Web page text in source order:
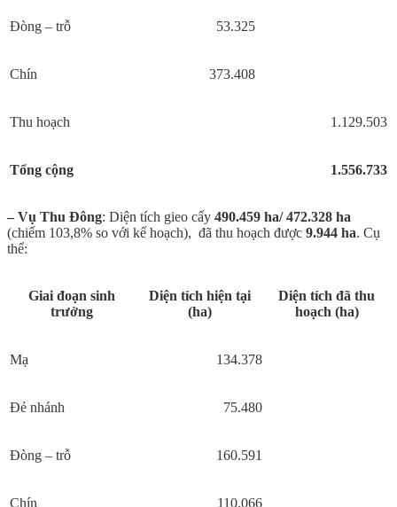
Đòng – trỗ 53.325
Chín 373.408
Thu hoạch 1.129.503
Tổng cộng 1.556.733
– Vụ Thu Đông: Diện tích gieo cấy 490.459 ha/ 472.328 ha
(chiếm 103,8% so với kế hoạch), đã thu hoạch được 9.944 ha. Cụ
thể:
Giai đoạn sinh
trưởng
Diện tích hiện tại
(ha)
Diện tích đã thu
hoạch (ha)
Mạ 134.378
Đẻ nhánh 75.480
Đòng – trỗ 160.591
Chín 110.066